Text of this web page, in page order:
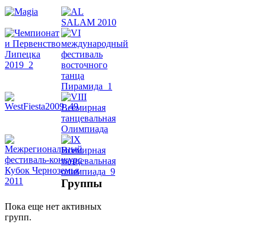
живота
Группы
Пока еще нет активных
групп.